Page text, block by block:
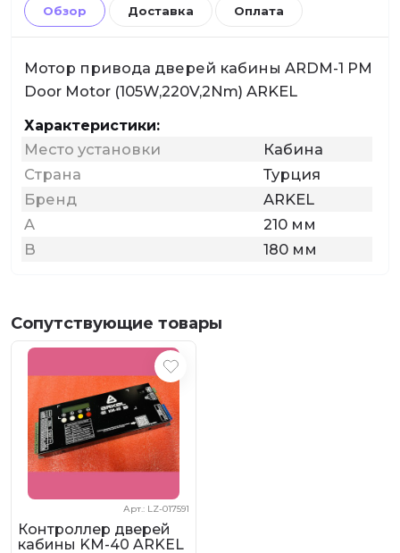
Обзор Доставка Оплата
Мотор привода дверей кабины ARDM-1 PM
Door Motor (105W,220V,2Nm) ARKEL
Характеристики:
Место установки
Кабина
Страна
Турция
Бренд
ARKEL
A
210 мм
B
180 мм
Сопутствующие товары
Арт.: LZ-017591
Контроллер дверей
кабины KM-40 ARKEL